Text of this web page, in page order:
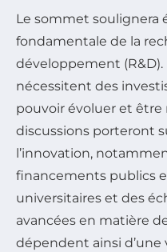
Le sommet soulignera
fondamentale de la
développement (R&D).
nécessitent des
pouvoir évoluer et être
discussions porteront
l’innovation,
financements publics
universitaires et des
avancées en matière
dépendent ainsi